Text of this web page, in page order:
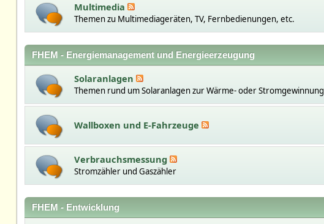
Multimedia
Themen zu Multimediageräten, TV, Fernbedienungen, etc.
FHEM - Energiemanagement und Energieerzeugung
Solaranlagen
Themen rund um Solaranlagen zur Wärme- oder Stromgewinnung
Wallboxen und E-Fahrzeuge
Verbrauchsmessung
Stromzähler und Gaszähler
FHEM - Entwicklung